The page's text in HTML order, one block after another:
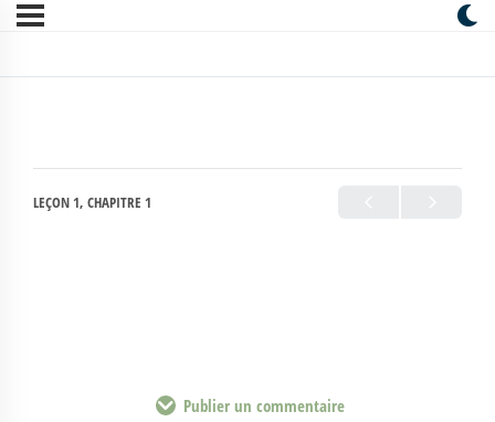
LEÇON 1, CHAPITRE 1
Publier un commentaire